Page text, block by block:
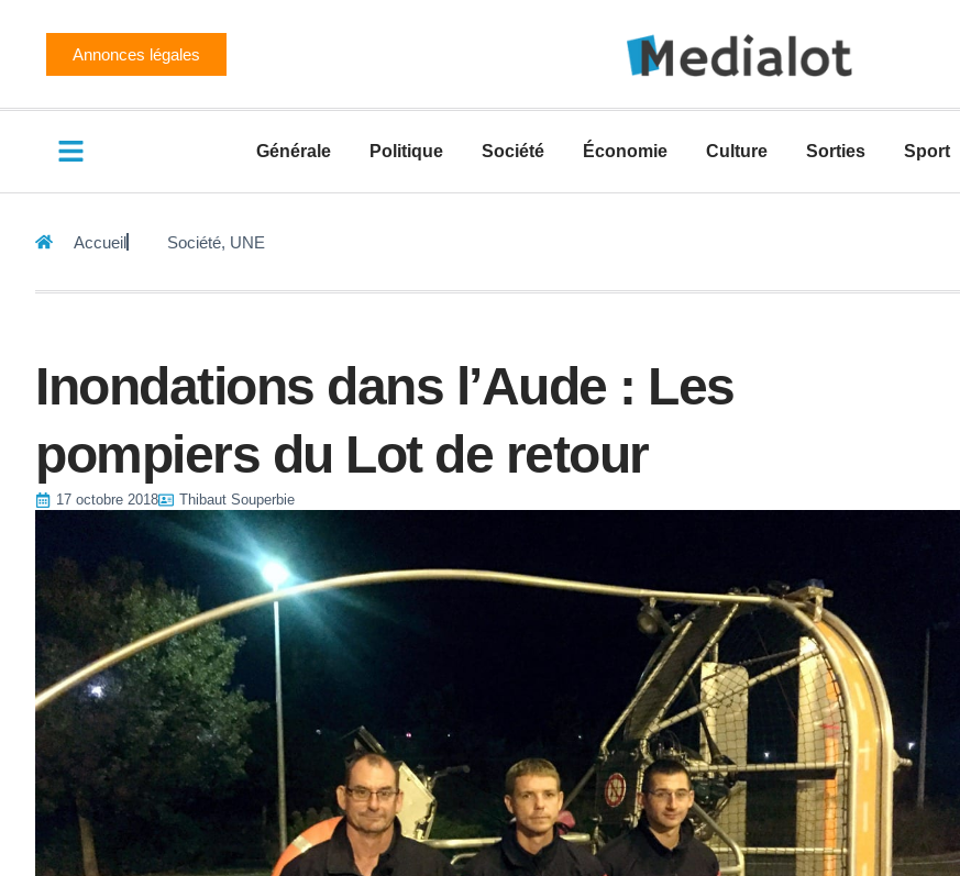
Annonces légales
Générale Politique Société Économie Culture Sorties Sport
Accueil Société, UNE
Inondations dans l’Aude : Les
pompiers du Lot de retour
17 octobre 2018 Thibaut Souperbie